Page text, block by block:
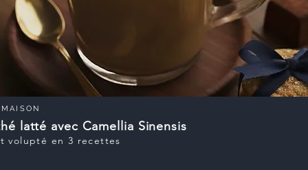
latté avec Camellia Sinensis
volupté en 3 recettes